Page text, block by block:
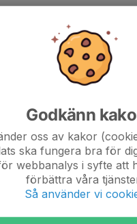
Track Evening 12 augusti
0
Godkänn
oss av kakor
ska fungera bra för
webbanalys i syfte att
förbättra våra
Så använder vi